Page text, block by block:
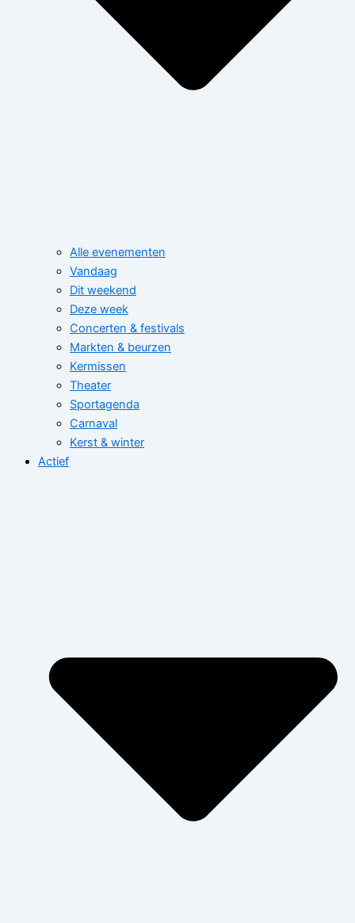
Alle evenementen
Vandaag
Dit weekend
Deze week
Concerten & festivals
Markten & beurzen
Kermissen
Theater
Sportagenda
Carnaval
Kerst & winter
Actief